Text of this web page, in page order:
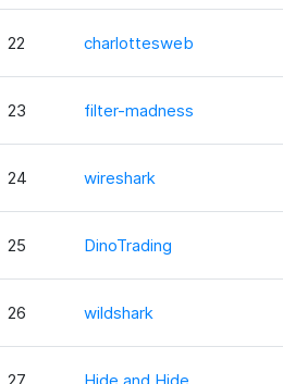
22 charlottesweb
23 filter-madness
24 wireshark
25 DinoTrading
26 wildshark
27 Hide and Hide